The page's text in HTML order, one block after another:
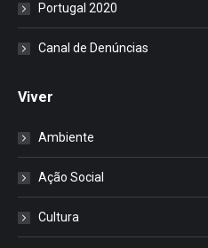
Portugal 2020
Canal de Denúncias
Viver
Ambiente
Ação Social
Cultura